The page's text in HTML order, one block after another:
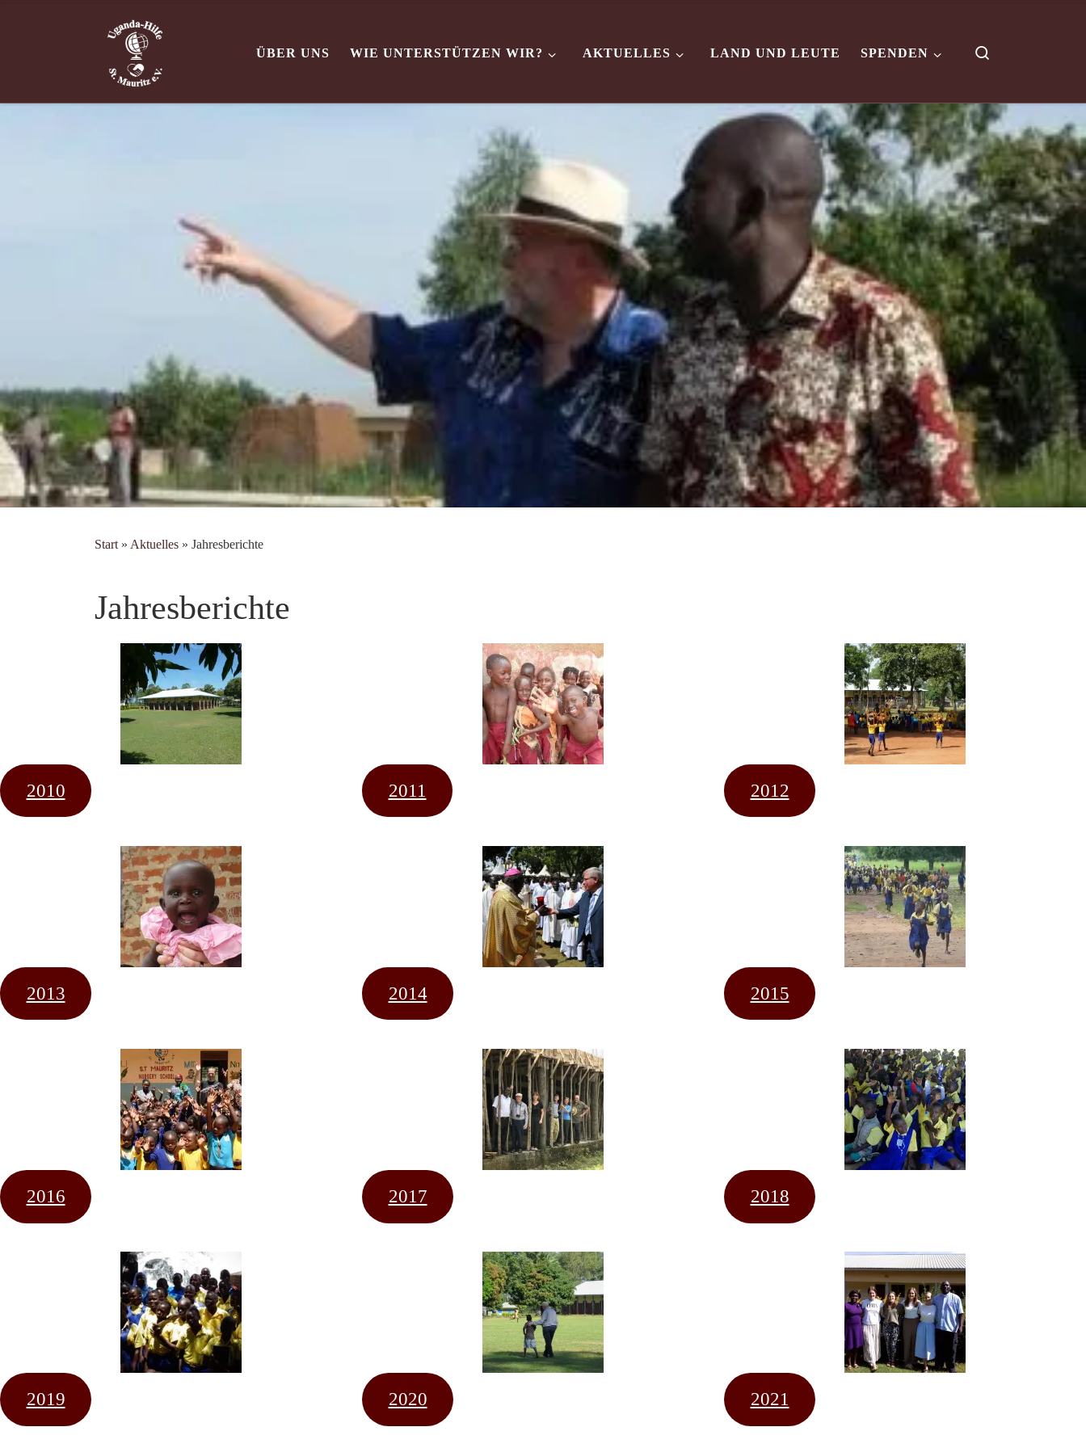
Zum Inhalt springen
ÜBER UNS WIE UNTERSTÜTZEN WIR? AKTUELLES LAND UND LEUTE SPENDEN
Start » Aktuelles » Jahresberichte
Jahresberichte
2010 2011 2012
2013 2014 2015
2016 2017 2018
2019 2020 2021